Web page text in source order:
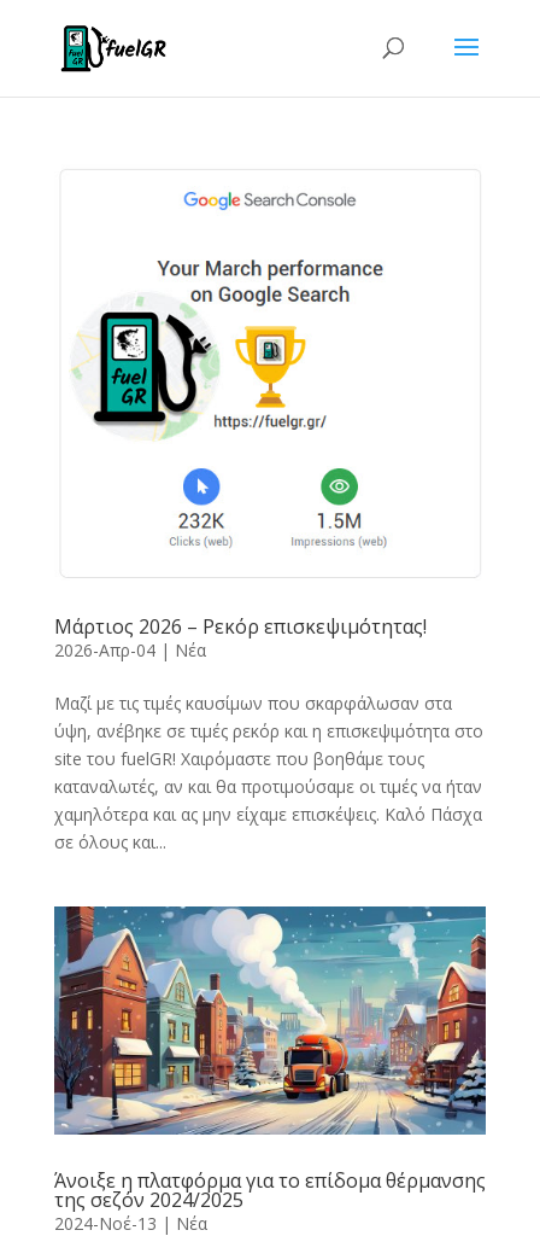
Μάρτιος 2026 – Ρεκόρ επισκεψιμότητας!
2026-Απρ-04| Νέα
Μαζί με τις τιμές καυσίμων που σκαρφάλωσαν στα
ύψη, ανέβηκε σε τιμές ρεκόρ και η επισκεψιμότητα στο
site του fuelGR! Χαιρόμαστε που βοηθάμε τους
καταναλωτές, αν και θα προτιμούσαμε οι τιμές να ήταν
χαμηλότερα και ας μην είχαμε επισκέψεις. Καλό Πάσχα
σε όλους και...
Άνοιξε η πλατφόρμα για το επίδομα θέρμανσης
της σεζόν 2024/2025
2024-Νοέ-13 | Νέα